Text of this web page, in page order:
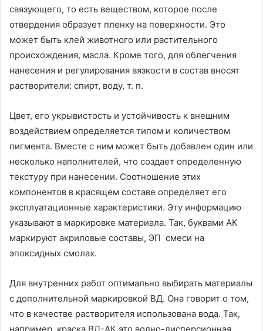
связующего, то есть веществом, которое после
отвердения образует пленку на поверхности. Это
может быть клей животного или растительного
происхождения, масла. Кроме того, для облегчения
нанесения и регулирования вязкости в состав вносят
растворители: спирт, воду, т. п.
Цвет, его укрывистость и устойчивость к внешним
воздействием определяется типом и количеством
пигмента. Вместе с ним может быть добавлен один или
несколько наполнителей, что создает определенную
текстуру при нанесении. Соотношение этих
компонентов в красящем составе определяет его
эксплуатационные характеристики. Эту информацию
указывают в маркировке материала. Так, буквами АК
маркируют акриловые составы, ЭП смеси на
эпоксидных смолах.
Для внутренних работ оптимально выбирать материалы
с дополнительной маркировкой ВД. Она говорит о том,
что в качестве растворителя использована вода. Так,